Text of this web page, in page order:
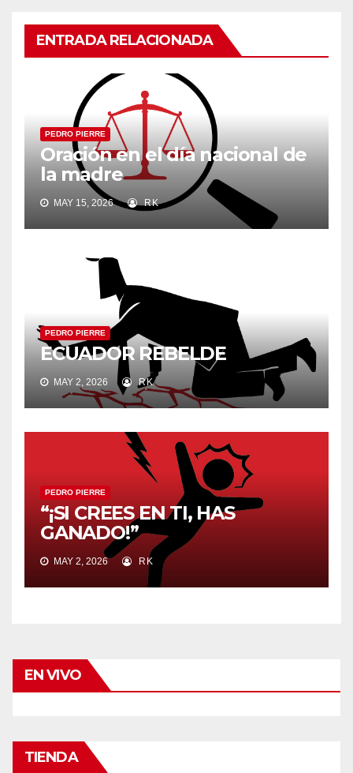
ENTRADA RELACIONADA
PEDRO PIERRE
Oración en el día nacional de
la madre
MAY 15, 2026 RK
PEDRO PIERRE
ECUADOR REBELDE
MAY 2, 2026 RK
PEDRO PIERRE
“¡SI CREES EN TI, HAS
GANADO!”
MAY 2, 2026 RK
EN VIVO
TIENDA